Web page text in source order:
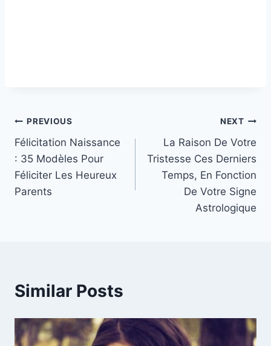
Post
navigation
PREVIOUS
Félicitation Naissance
: 35 Modèles Pour
Féliciter Les Heureux
Parents
NEXT
La Raison De Votre
Tristesse Ces Derniers
Temps, En Fonction
De Votre Signe
Astrologique
Similar Posts